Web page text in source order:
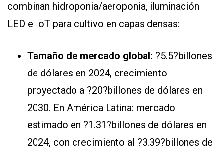
combinan hidroponia/aeroponia, iluminación
LED e IoT para cultivo en capas densas:
Tamaño de mercado global: ?5.5?billones
de dólares en 2024, crecimiento
proyectado a ?20?billones de dólares en
2030. En América Latina: mercado
estimado en ?1.31?billones de dólares en
2024, con crecimiento al ?3.39?billones de